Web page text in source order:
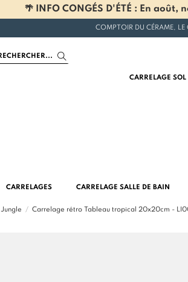
🌴 INFO CONGÉS D'ÉTÉ : En
COMPTOIR DU CÉRAME, LE
CARRELAGE SOL
CARRELAGES CARRELAGE SALLE DE BAIN
Jungle Carrelage rétro Tableau tropical 20x20cm -